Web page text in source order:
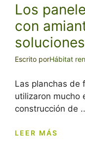
Los
con
soluciones
Escrito porHábitat
Las planchas de
utilizaron mucho
construcción de
LEER MÁS